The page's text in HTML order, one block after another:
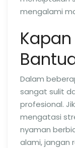
mengalami
Dalam
sangat sulit
profesional.
mengatasi
nyaman
alami, jangan